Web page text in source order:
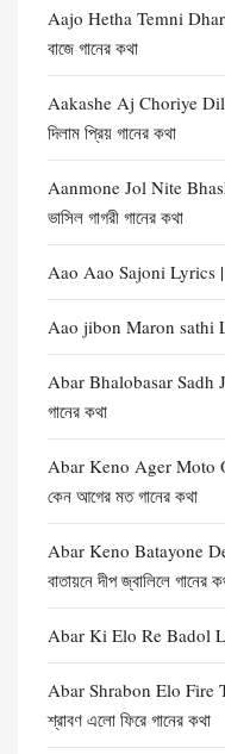
Aajo Hetha Temni
বাজে গানের কথা
Aakashe Aj Choriye
দিলাম প্রিয় গানের কথা
Aanmone Jol Nite
ভাসিল গাগরী গানের কথা
Aao Aao Sajoni Lyrics |
Aao jibon Maron sathi
Abar Bhalobasar Sadh
গানের কথা
Abar Keno Ager Moto
কেন আগের মত গানের কথা
Abar Keno Batayone
বাতায়নে দীপ জ্বালিলে গানের
Abar Ki Elo Re Badol
Abar Shrabon Elo Fire
শ্রাবণ এলো ফিরে গানের কথা